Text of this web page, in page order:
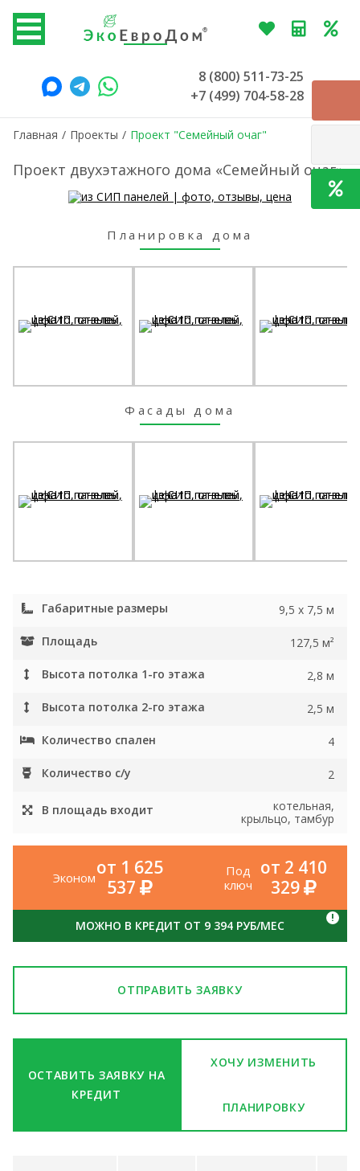
8 (800) 511-73-25
+7 (499) 704-58-28
Главная / Проекты / Проект "Семейный очаг"
Проект двухэтажного дома «Семейный очаг»
Планировка дома
Фасады дома
Габаритные размеры 9,5 х 7,5 м
Площадь 127,5 м²
Высота потолка 1-го этажа 2,8 м
Высота потолка 2-го этажа 2,5 м
Количество спален 4
Количество с/у 2
В площадь входит
котельная,
крыльцо, тамбур
Экономот 1 625
537
Под
ключ
от 2 410
329
МОЖНО В КРЕДИТ ОТ 9 394 РУБ/МЕС
!
ХОЧУ ИЗМЕНИТЬ
ПЛАНИРОВКУ
ОСТАВИТЬ ЗАЯВКУ НА
КРЕДИТ
ОТПРАВИТЬ ЗАЯВКУ